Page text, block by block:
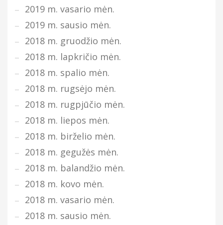
2019 m. vasario mėn.
2019 m. sausio mėn.
2018 m. gruodžio mėn.
2018 m. lapkričio mėn.
2018 m. spalio mėn.
2018 m. rugsėjo mėn.
2018 m. rugpjūčio mėn.
2018 m. liepos mėn.
2018 m. birželio mėn.
2018 m. gegužės mėn.
2018 m. balandžio mėn.
2018 m. kovo mėn.
2018 m. vasario mėn.
2018 m. sausio mėn.